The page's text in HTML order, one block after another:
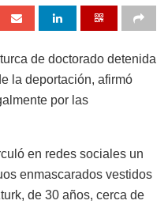
de doctorado detenida
la deportación, afirmó
por las
en redes sociales un
enmascarados vestidos
de 30 años, cerca de